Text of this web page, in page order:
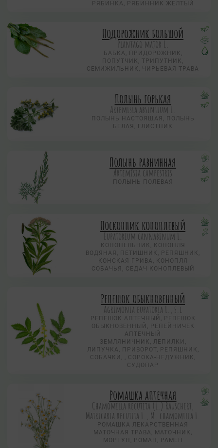
РЯБИНКА, РЯБИННИК ЖЕЛТЫЙ
Подорожник большой
Plantago major L.
БАБКА, ПРИДОРОЖНИК,
ПОПУТЧИК, ТРИПУТНИК,
СЕМИЖИЛЬНИК, ЧИРЬЕВАЯ ТРАВА
Полынь горькая
Artemisia absintium L.
ПОЛЫНЬ НАСТОЯЩАЯ, ПОЛЫНЬ
БЕЛАЯ, ГЛИСТНИК
Полынь равнинная
Artemísia campestris
ПОЛЫНЬ ПОЛЕВАЯ
Посконник коноплевый
Eupatorium cannabinum L.
КОНОПЕЛЬНИК, КОНОПЛЯ
ВОДЯНАЯ, ПЕТИШНИК, РЕПЯШНИК,
КОНСКАЯ ГРИВА, КОНОПЛЯ
СОБАЧЬЯ, СЕДАЧ КОНОПЛЕВЫЙ
Репешок обыкновенный
Agrimonia eupatoria L., s.l
РЕПЕШОК АПТЕЧНЫЙ, РЕПЕШОК
ОБЫКНОВЕННЫЙ, РЕПЕЙНИЧЕК
АПТЕЧНЫЙ
ЗЕМЛЯНИЧНИК, ЛЕПИЛКИ,
ЛИПУЧКА, ПРИВОРОТ, РЕПЯШНИК,
СОБАЧКИ, , СОРОКА-НЕДУЖНИК,
СУДОПАР
Ромашка аптечная
Chamomilla recutita (L.) Rauschert,
Matricaria recutita L., M. chamomilla L.
РОМАШКА ЛЕКАРСТВЕННАЯ
МАТОЧНАЯ ТРАВА, МАТОЧНИК,
МОРГУН, РОМАН, РАМЕН